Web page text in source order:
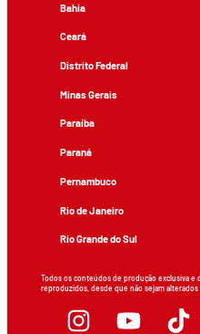
Bahia
Ceará
Distrito Federal
Minas Gerais
Paraíba
Paraná
Pernambuco
Rio de Janeiro
Rio Grande do Sul
Todos os conteúdos de produção exclusiva
reproduzidos, desde que não sejam